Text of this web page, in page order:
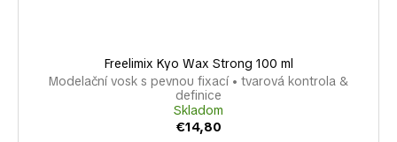
Freelimix Kyo Wax Strong 100 ml
Modelační vosk s pevnou fixací • tvarová kontrola &
definice
Skladom
€14,80